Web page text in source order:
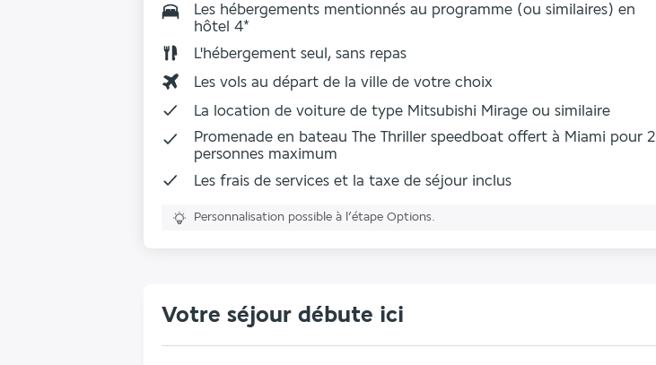
Les hébergements mentionnés au programme (ou similaires) en
hôtel 4*
L'hébergement seul, sans repas
Les vols au départ de la ville de votre choix
La location de voiture de type Mitsubishi Mirage ou similaire
Promenade en bateau The Thriller speedboat offert à Miami pour 2
personnes maximum
Les frais de services et la taxe de séjour inclus
Personnalisation possible à l’étape Options.
Votre séjour débute ici